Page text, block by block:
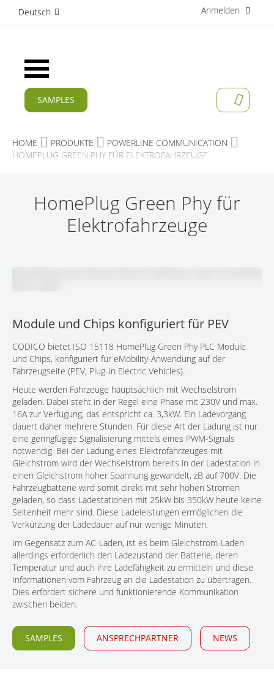
Anmelden
Deutsch
Navigation
umschalten
MEIN
SAMPLES
AKTUELLES
PRODUKTE
HOME PRODUKTE
POWERLINE COMMUNICATION
HOMEPLUG GREEN PHY FÜR ELEKTROFAHRZEUGE
HomePlug Green Phy für
Elektrofahrzeuge
Module und Chips konfiguriert für PEV
CODICO bietet ISO 15118 HomePlug Green Phy PLC Module
und Chips, konfiguriert für eMobility-Anwendung auf der
Fahrzeugseite (PEV, Plug-In Electric Vehicles).
Heute werden Fahrzeuge hauptsächlich mit Wechselstrom
geladen. Dabei steht in der Regel eine Phase mit 230V und max.
16A zur Verfügung, das entspricht ca. 3,3kW. Ein Ladevorgang
dauert daher mehrere Stunden. Für diese Art der Ladung ist nur
eine geringfügige Signalisierung mittels eines PWM-Signals
notwendig. Bei der Ladung eines Elektrofahrzeuges mit
Gleichstrom wird der Wechselstrom bereits in der Ladestation in
einen Gleichstrom hoher Spannung gewandelt, zB auf 700V. Die
Fahrzeugbatterie wird somit direkt mit sehr hohen Strömen
geladen, so dass Ladestationen mit 25kW bis 350kW heute keine
Seltenheit mehr sind. Diese Ladeleistungen ermöglichen die
Verkürzung der Ladedauer auf nur wenige Minuten.
Im Gegensatz zum AC-Laden, ist es beim Gleichstrom-Laden
allerdings erforderlich den Ladezustand der Batterie, deren
Temperatur und auch ihre Ladefähigkeit zu ermitteln und diese
Informationen vom Fahrzeug an die Ladestation zu übertragen.
Dies erfordert sichere und funktionierende Kommunikation
zwischen beiden.
SAMPLES ANSPRECHPARTNER NEWS